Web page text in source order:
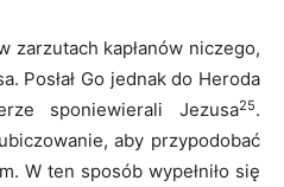
zarzutach kapłanów niczego,
Posłał Go jednak do Heroda
sponiewierali Jezusa25.
aby przypodobać
W ten sposób wypełniło się